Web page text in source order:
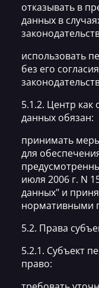
отказывать в
данных в
использовать
без его
5.1.2. Центр
данных обязан:
принимать
для
июля 2006 г. N
данных" и
нормативными
5.2. Права
5.2.1. Субъект
право: